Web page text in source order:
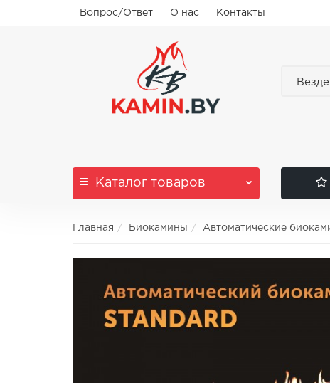
Вопрос/Ответ О нас Контакты
Везде
Каталог товаров
Главная Биокамины Автоматические